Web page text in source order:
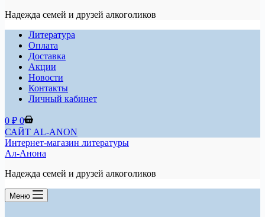
Надежда семей и друзей алкоголиков
Литература
Оплата
Доставка
Акции
Новости
Контакты
Личный кабинет
Корзина
0 ₽ 0
САЙТ AL-ANON
Интернет-магазин литературы
Ал-Анона
Надежда семей и друзей алкоголиков
Меню